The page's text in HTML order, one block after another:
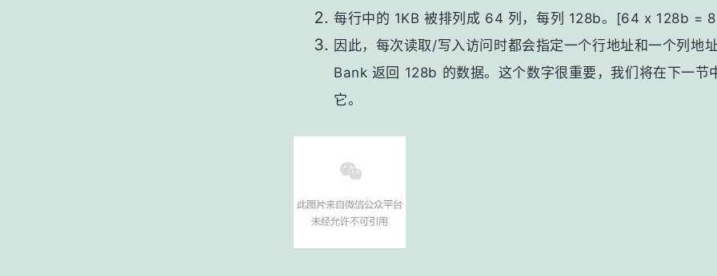
每行中的 1KB 被排列成 64 列，每列 128b。[64 x 128b =
因此，每次读取/写入访问时都会指定一个行地址和一个列地
Bank 返回 128b 的数据。这个数字很重要，我们将在下一节
它。